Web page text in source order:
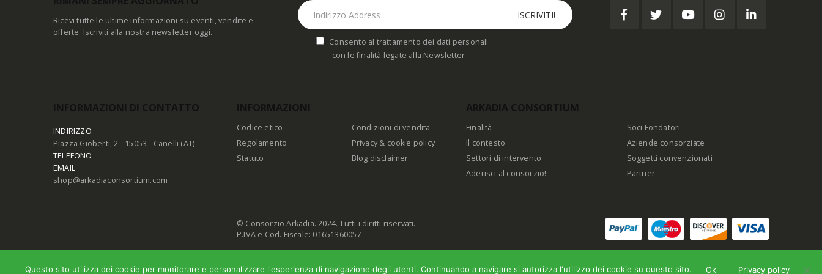
Ricevi tutte le ultime informazioni su eventi, vendite e
offerte. Iscriviti alla nostra newsletter oggi.
Consento al trattamento dei dati personali
con le finalità legate alla Newsletter
INDIRIZZO
Piazza Gioberti, 2 - 15053 - Canelli (AT)
TELEFONO
EMAIL
shop@arkadiaconsortium.com
Codice etico
Regolamento
Statuto
Condizioni di vendita
Privacy & cookie policy
Blog disclaimer
Finalità
Il contesto
Settori di intervento
Aderisci al consorzio!
Soci Fondatori
Aziende consorziate
Soggetti convenzionati
Partner
© Consorzio Arkadia. 2024. Tutti i diritti riservati.
P.IVA e Cod. Fiscale: 01651360057
Questo sito utilizza dei cookie per monitorare e personalizzare l'esperienza di navigazione degli utenti. Continuando a navigare si autorizza l'utilizzo dei cookie su questo sito. Ok Privacy policy